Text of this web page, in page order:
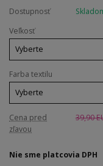
Dostupnosť
Veľkosť
Farba textilu
Cena pred
zľavou
39,90
Nie sme platcovia DPH